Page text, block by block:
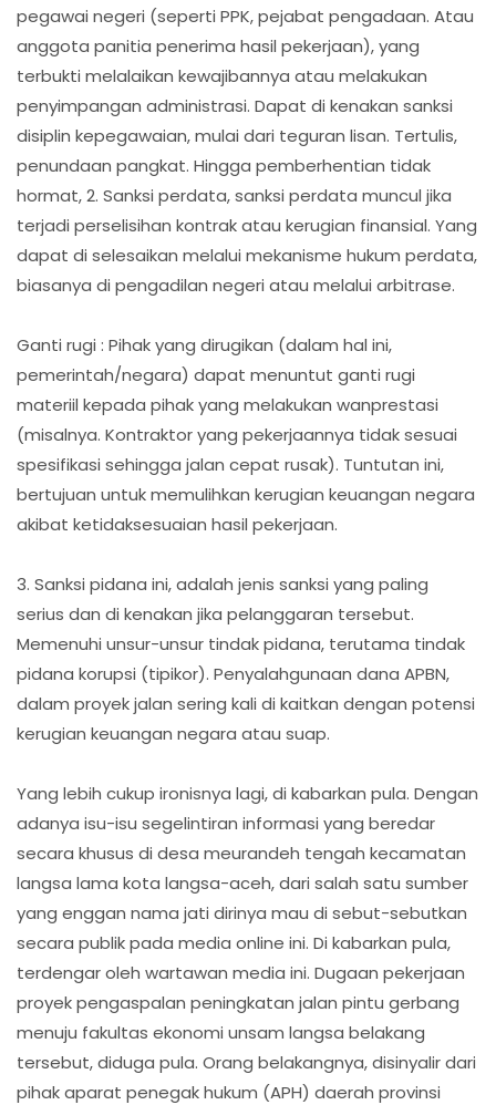
pegawai negeri (seperti PPK, pejabat pengadaan. Atau
anggota panitia penerima hasil pekerjaan), yang
terbukti melalaikan kewajibannya atau melakukan
penyimpangan administrasi. Dapat di kenakan sanksi
disiplin kepegawaian, mulai dari teguran lisan. Tertulis,
penundaan pangkat. Hingga pemberhentian tidak
hormat, 2. Sanksi perdata, sanksi perdata muncul jika
terjadi perselisihan kontrak atau kerugian finansial. Yang
dapat di selesaikan melalui mekanisme hukum perdata,
biasanya di pengadilan negeri atau melalui arbitrase.
Ganti rugi : Pihak yang dirugikan (dalam hal ini,
pemerintah/negara) dapat menuntut ganti rugi
materiil kepada pihak yang melakukan wanprestasi
(misalnya. Kontraktor yang pekerjaannya tidak sesuai
spesifikasi sehingga jalan cepat rusak). Tuntutan ini,
bertujuan untuk memulihkan kerugian keuangan negara
akibat ketidaksesuaian hasil pekerjaan.
3. Sanksi pidana ini, adalah jenis sanksi yang paling
serius dan di kenakan jika pelanggaran tersebut.
Memenuhi unsur-unsur tindak pidana, terutama tindak
pidana korupsi (tipikor). Penyalahgunaan dana APBN,
dalam proyek jalan sering kali di kaitkan dengan potensi
kerugian keuangan negara atau suap.
Yang lebih cukup ironisnya lagi, di kabarkan pula. Dengan
adanya isu-isu segelintiran informasi yang beredar
secara khusus di desa meurandeh tengah kecamatan
langsa lama kota langsa-aceh, dari salah satu sumber
yang enggan nama jati dirinya mau di sebut-sebutkan
secara publik pada media online ini. Di kabarkan pula,
terdengar oleh wartawan media ini. Dugaan pekerjaan
proyek pengaspalan peningkatan jalan pintu gerbang
menuju fakultas ekonomi unsam langsa belakang
tersebut, diduga pula. Orang belakangnya, disinyalir dari
pihak aparat penegak hukum (APH) daerah provinsi